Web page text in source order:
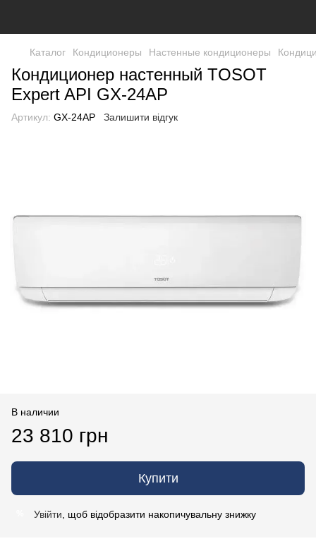
Каталог Кондиционеры Настенные кондиционеры
Кондиционер настенный TOSOT
Expert API GX-24AP
Артикул: GX-24AP Залишити відгук
В наличии
23 810 грн
Купити
Увійти , щоб відобразити накопичувальну знижку